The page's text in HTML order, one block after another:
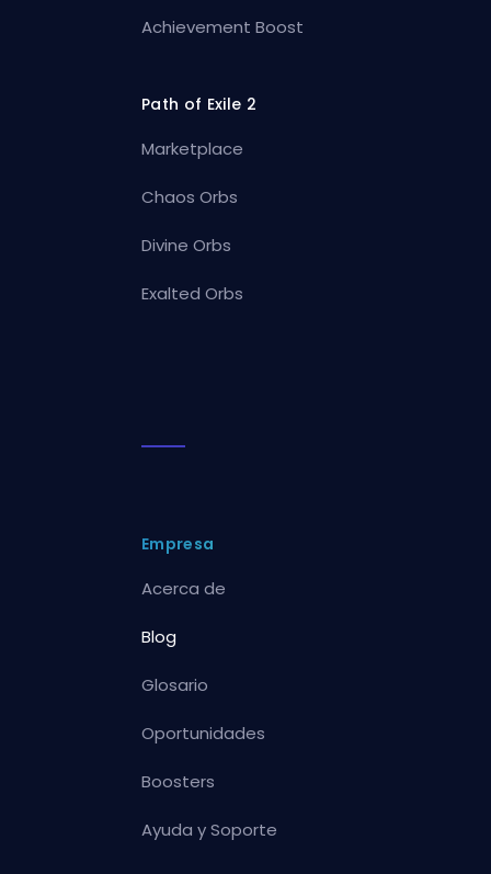
Achievement Boost
Path of Exile 2
Marketplace
Chaos Orbs
Divine Orbs
Exalted Orbs
Empresa
Acerca de
Blog
Glosario
Oportunidades
Boosters
Ayuda y Soporte